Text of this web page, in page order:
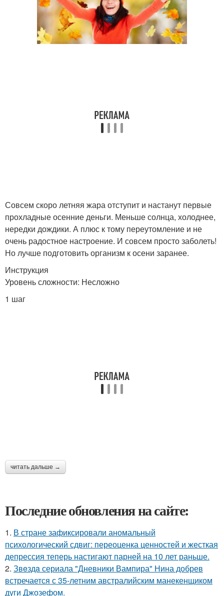
Совсем скоро летняя жара отступит и настанут первые
прохладные осенние деньги. Меньше солнца, холоднее,
нередки дождики. А плюс к тому переутомление и не
очень радостное настроение. И совсем просто заболеть!
Но лучше подготовить организм к осени заранее.
Инструкция
Уровень сложности: Несложно
1 шаг
читать дальше →
Последние обновления на сайте:
1. В стране зафиксировали аномальный
психологический сдвиг: переоценка ценностей и жесткая
депрессия теперь настигают парней на 10 лет раньше.
2. Звeздa сериала "Дневники Вампира" Нина добрев
встречается с 35-летним австралийским манекенщиком
дуги Джозефом.